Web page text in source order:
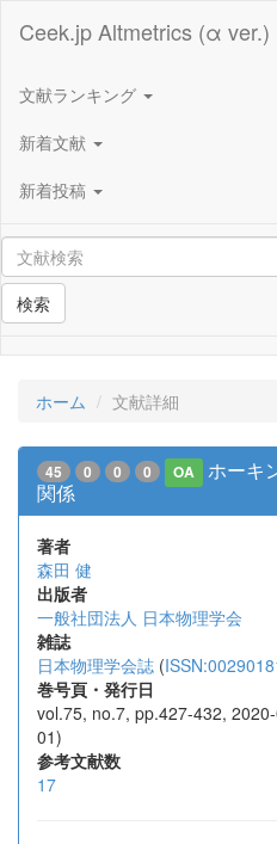
Ceek.jp Altmetrics (α ver.)
文献ランキング
新着文献
新着投稿
検索
ホーム 文献詳細
45 0 0 0 OA
ホーキ
関係
著者
森田 健
出版者
一般社団法人 日本物理学会
雑誌
日本物理学会誌 (
巻号頁・発行日
vol.75, no.7, pp.427-432,
01)
参考文献数
17